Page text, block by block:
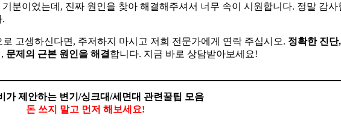
분이었는데, 진짜 원인을 찾아 해결해주셔서 너무 속이 시원합니다. 정말 감사
.
고생하신다면, 주저하지 마시고 저희 전문가에게 연락 주십시오. 정확한 진단
문제의 근본 원인을 해결 합니다. 지금 바로 상담받아보세요!
가 제안하는 변기/싱크대/세면대 관련꿀팁 모음
돈 쓰지 말고 먼저 해보세요!